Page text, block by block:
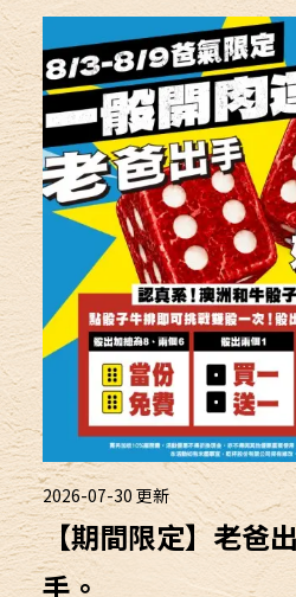
2026-07-30 更新
【期間限定】老爸
手。